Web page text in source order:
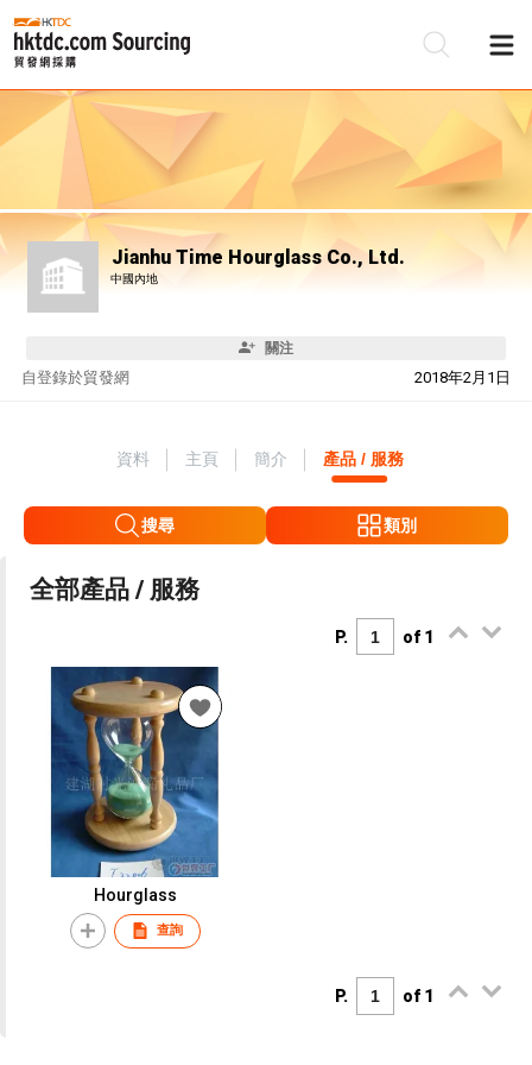
Jianhu Time Hourglass Co., Ltd.
中國內地
關注
自 2018年2月1日
登錄於貿發網
資料 主頁 簡介 產品 / 服務
搜尋 類別
全部產品 / 服務
P. of 1
Hourglass
查詢
P. of 1